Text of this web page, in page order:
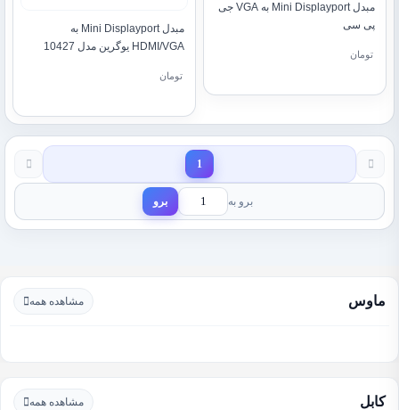
مبدل Mini Displayport به VGA جی
پی سی
تومان
مبدل Mini Displayport به
HDMI/VGA یوگرین مدل 10427
تومان
1
برو به برو
ماوس مشاهده همه
کابل مشاهده همه